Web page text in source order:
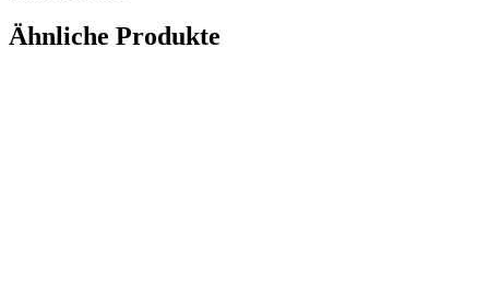
Ähnliche Produkte